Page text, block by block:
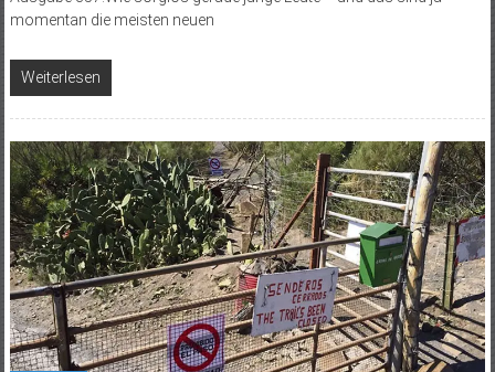
momentan die meisten neuen
Weiterlesen